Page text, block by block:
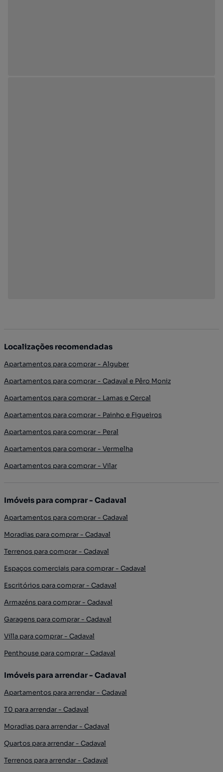
Localizações recomendadas
Apartamentos para comprar - Alguber
Apartamentos para comprar - Cadaval e Pêro Moniz
Apartamentos para comprar - Lamas e Cercal
Apartamentos para comprar - Painho e Figueiros
Apartamentos para comprar - Peral
Apartamentos para comprar - Vermelha
Apartamentos para comprar - Vilar
Imóveis para comprar - Cadaval
Apartamentos para comprar - Cadaval
Moradias para comprar - Cadaval
Terrenos para comprar - Cadaval
Espaços comerciais para comprar - Cadaval
Escritórios para comprar - Cadaval
Armazéns para comprar - Cadaval
Garagens para comprar - Cadaval
Villa para comprar - Cadaval
Penthouse para comprar - Cadaval
Imóveis para arrendar - Cadaval
Apartamentos para arrendar - Cadaval
T0 para arrendar - Cadaval
Moradias para arrendar - Cadaval
Quartos para arrendar - Cadaval
Terrenos para arrendar - Cadaval